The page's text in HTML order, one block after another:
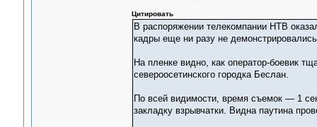
Цитировать
В распоряжении телекомпании НТВ
кадры еще ни разу не
На пленке видно, как оператор-боевик
североосетинского городка Беслан.
По всей видимости, время съемок — 1
закладку взрывчатки. Видна паутина